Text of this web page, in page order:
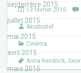
septembre 2015
juillet 2015
mai 2015
avril 2015
mars 2015
e
b
o
o
k
t
t
e
r
13 février 2010
Akodostef
Cinéma
Anna Kendrick,